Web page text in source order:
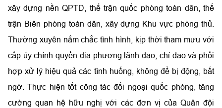
xây dựng nền QPTD, thế trận quốc phòng toàn dân, thế
trận Biên phòng toàn dân, xây dựng Khu vực phòng thủ.
Thường xuyên nắm chắc tình hình, kịp thời tham mưu với
cấp ủy chính quyền địa phương lãnh đạo, chỉ đạo và phối
hợp xử lý hiệu quả các tình huống, không để bị động, bất
ngờ. Thực hiện tốt công tác đối ngoại quốc phòng, tăng
cường quan hệ hữu nghị với các đơn vị của Quân đội